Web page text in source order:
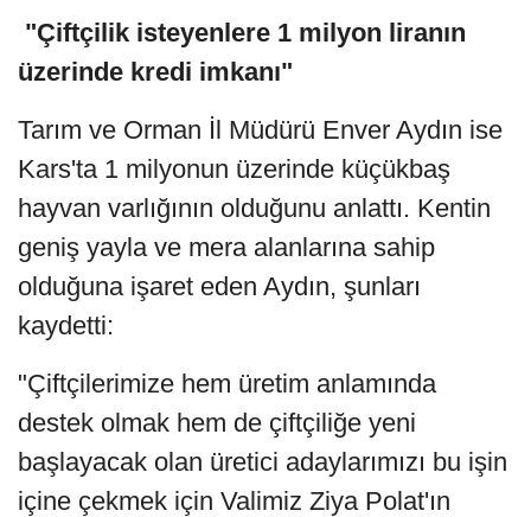
"Çiftçilik isteyenlere 1 milyon liranın
üzerinde kredi imkanı"
Tarım ve Orman İl Müdürü Enver Aydın ise
Kars'ta 1 milyonun üzerinde küçükbaş
hayvan varlığının olduğunu anlattı. Kentin
geniş yayla ve mera alanlarına sahip
olduğuna işaret eden Aydın, şunları
kaydetti:
"Çiftçilerimize hem üretim anlamında
destek olmak hem de çiftçiliğe yeni
başlayacak olan üretici adaylarımızı bu işin
içine çekmek için Valimiz Ziya Polat'ın